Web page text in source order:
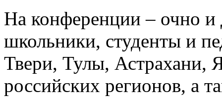
На конференции – очно
школьники, студенты и
Твери, Тулы, Астрахани,
российских регионов, а